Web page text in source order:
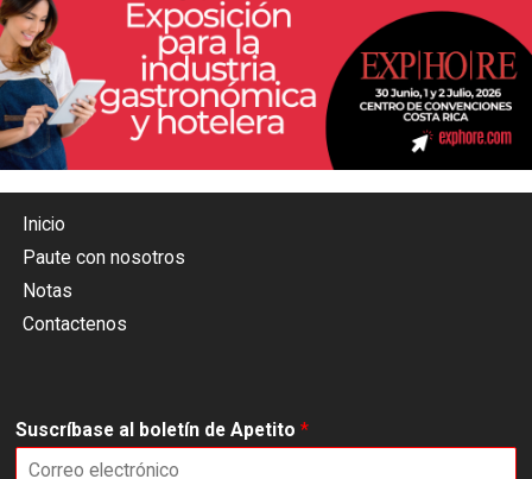
Inicio
Paute con nosotros
Notas
Contactenos
Suscríbase al boletín de Apetito *